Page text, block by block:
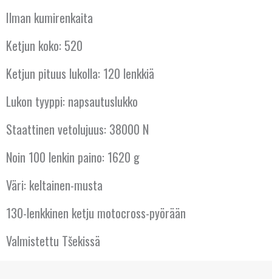
Ilman kumirenkaita
Ketjun koko: 520
Ketjun pituus lukolla: 120 lenkkiä
Lukon tyyppi: napsautuslukko
Staattinen vetolujuus: 38000 N
Noin 100 lenkin paino: 1620 g
Väri: keltainen-musta
130-lenkkinen ketju motocross-pyörään
Valmistettu Tšekissä
KYPROS
LATVIA
LIETTUA
LUXEMBOURG
MALTA